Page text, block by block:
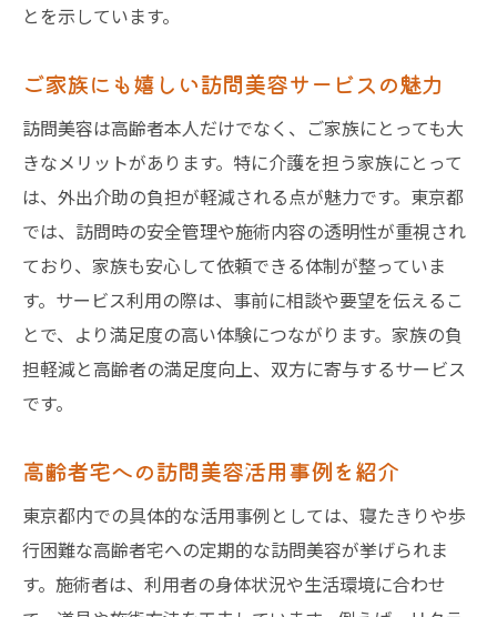
とを示しています。
ご家族にも嬉しい訪問美容サービスの魅力
訪問美容は高齢者本人だけでなく、ご家族にとっても大
きなメリットがあります。特に介護を担う家族にとって
は、外出介助の負担が軽減される点が魅力です。東京都
では、訪問時の安全管理や施術内容の透明性が重視され
ており、家族も安心して依頼できる体制が整っていま
す。サービス利用の際は、事前に相談や要望を伝えるこ
とで、より満足度の高い体験につながります。家族の負
担軽減と高齢者の満足度向上、双方に寄与するサービス
です。
高齢者宅への訪問美容活用事例を紹介
東京都内での具体的な活用事例としては、寝たきりや歩
行困難な高齢者宅への定期的な訪問美容が挙げられま
す。施術者は、利用者の身体状況や生活環境に合わせ